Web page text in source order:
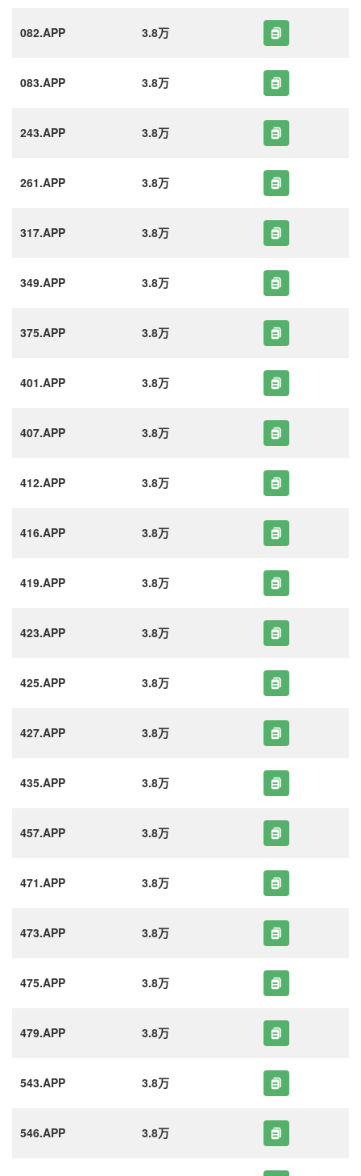
082.APP 3.8万
083.APP 3.8万
243.APP 3.8万
261.APP 3.8万
317.APP 3.8万
349.APP 3.8万
375.APP 3.8万
401.APP 3.8万
407.APP 3.8万
412.APP 3.8万
416.APP 3.8万
419.APP 3.8万
423.APP 3.8万
425.APP 3.8万
427.APP 3.8万
435.APP 3.8万
457.APP 3.8万
471.APP 3.8万
473.APP 3.8万
475.APP 3.8万
479.APP 3.8万
543.APP 3.8万
546.APP 3.8万